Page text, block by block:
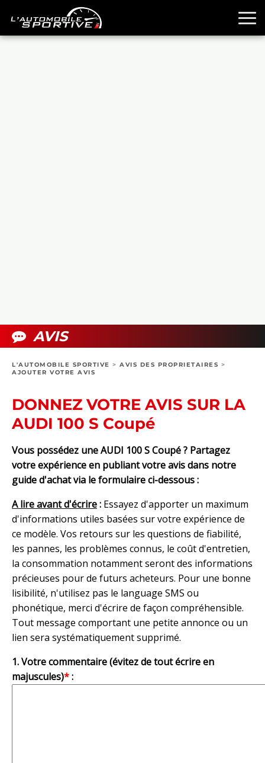
BOUTIQUE
AVIS
L'AUTOMOBILE SPORTIVE > AVIS DES PROPRIETAIRES >
AJOUTER VOTRE AVIS
DONNEZ VOTRE AVIS SUR LA
AUDI 100 S Coupé
Vous possédez une AUDI 100 S Coupé ? Partagez
votre expérience en publiant votre avis dans notre
guide d'achat via le formulaire ci-dessous :
A lire avant d'écrire: Essayez d'apporter un maximum
d'informations utiles basées sur votre expérience de
ce modèle. Vos retours sur les questions de fiabilité,
les pannes, les problèmes connus, le coût d'entretien,
la consommation notamment seront des informations
précieuses pour de futurs acheteurs. Pour une bonne
lisibilité, n'utilisez pas le language SMS ou
phonétique, merci d'écrire de façon compréhensible.
Tout message comportant une petite annonce ou un
lien sera systématiquement supprimé.
1. Votre commentaire (évitez de tout écrire en
majuscules)*: